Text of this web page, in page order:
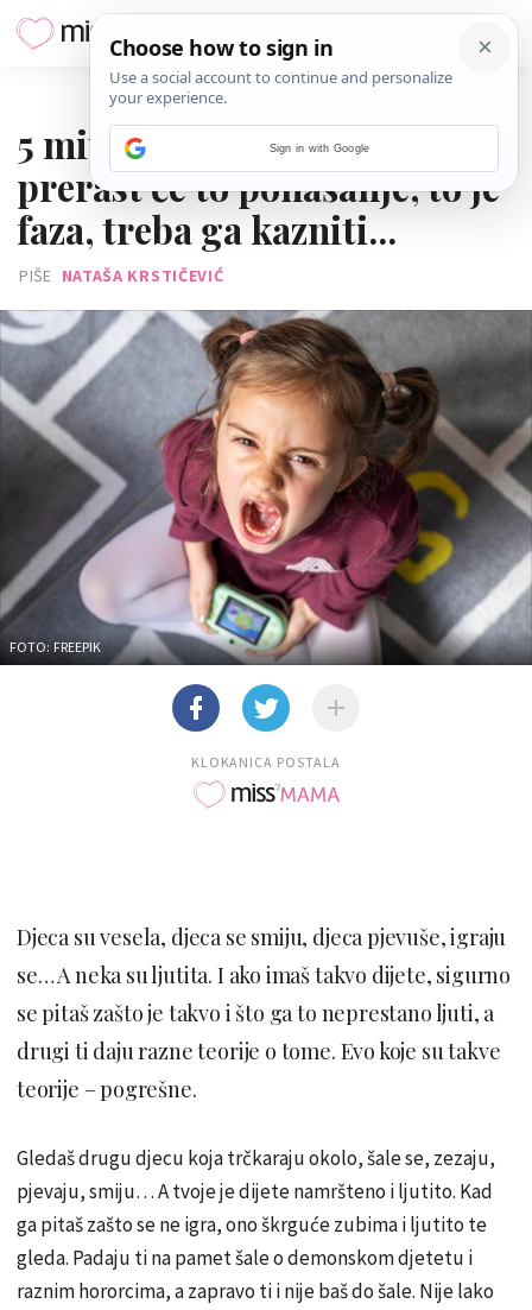
5 mitova o ljutitoj djeci -
prerast će to ponašanje, to je
faza, treba ga kazniti...
PIŠE NATAŠA KRSTIČEVIĆ
FOTO: FREEPIK
KLOKANICA POSTALA
Djeca su vesela, djeca se smiju, djeca pjevuše, igraju
se… A neka su ljutita. I ako imaš takvo dijete, sigurno
se pitaš zašto je takvo i što ga to neprestano ljuti, a
drugi ti daju razne teorije o tome. Evo koje su takve
teorije – pogrešne.
Gledaš drugu djecu koja trčkaraju okolo, šale se, zezaju,
pjevaju, smiju… A tvoje je dijete namršteno i ljutito. Kad
ga pitaš zašto se ne igra, ono škrguće zubima i ljutito te
gleda. Padaju ti na pamet šale o demonskom djetetu i
raznim hororcima, a zapravo ti i nije baš do šale. Nije lako
Sign in with Google